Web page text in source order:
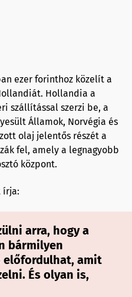
ezer forinthoz közelít a
Hollandia a
szállítással szerzi be, a
Államok, Norvégia és
olaj jelentős részét a
fel, amely a legnagyobb
központ.
írja:
arra, hogy a
bármilyen
előfordulhat, amit
És olyan is,